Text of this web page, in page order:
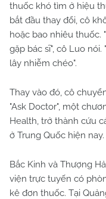
thuốc khó tìm ở hiệu
bắt đầu thay đổi, cô
hoặc bao nhiêu thuốc.
gặp bác sĩ", cô Luo
lây nhiễm chéo".
Thay vào đó, cô
"Ask Doctor", một
Health, trở thành cứu
ở Trung Quốc hiện nay.
Bắc Kinh và Thượng
viện trực tuyến có
kê đơn thuốc. Tại